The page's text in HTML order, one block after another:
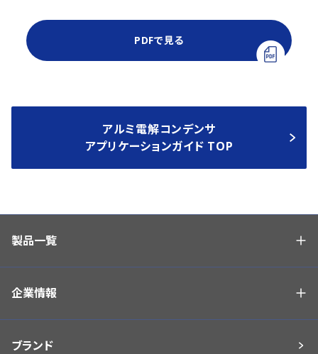
PDFで見る
アルミ電解コンデンサ
アプリケーションガイド TOP
製品一覧
企業情報
ブランド